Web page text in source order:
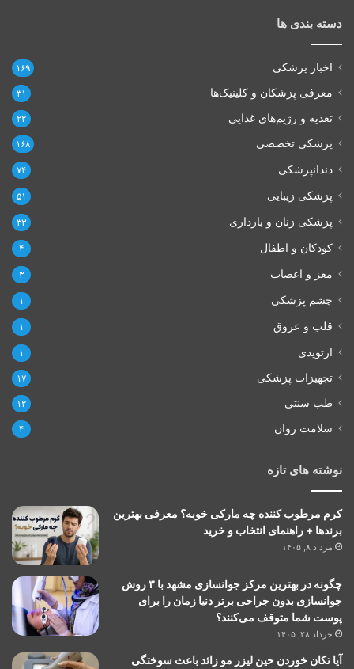
دسته بندی ها
اخبار پزشکی ۱۶۹
معرفی پزشکان و کلینیک‌ها ۳۱
تغذیه و رژیم‌های غذایی ۲۲
پزشکی تخصصی ۱۶۸
دندانپزشکی ۷۴
پزشکی زیبایی ۵۱
پزشکی زنان و بارداری ۳۳
کودکان و اطفال ۴
مغز و اعصاب ۳
چشم پزشکی ۱
قلب و عروق ۱
ارتوپدی ۱
تجهیزات پزشکی ۱۷
طب سنتی ۱۲
سلامت روان ۴
نوشته های تازه
کرم مرطوب کننده چه مارکی خوبه؟ معرفی بهترین
برندها + راهنمای انتخاب و خرید
مرداد ۸, ۱۴۰۵
چگونه در بهترین مرکز جوانسازی مشهد با ۳ روش
جوانسازی بدون جراحی برتر دنیا زمان را برای
پوست شما متوقف می‌کنند؟
خرداد ۲۸, ۱۴۰۵
آیا تکان خوردن حین لیزر مو زائد باعث سوختگی